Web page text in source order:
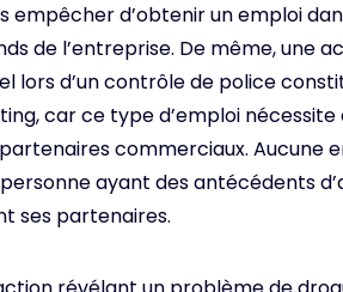
empêcher d’obtenir un emploi
de l’entreprise. De même, une
lors d’un contrôle de police
car ce type d’emploi nécessite
commerciaux. Aucune
ayant des antécédents
ses partenaires.